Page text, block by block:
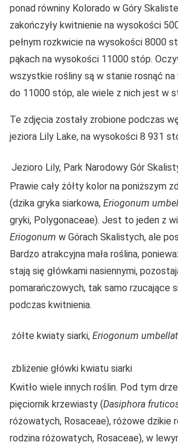
ponad równiny Kolorado w Góry
zakończyły kwitnienie na wysokości
pełnym rozkwicie na wysokości 8000
pąkach na wysokości 11000 stóp.
wszystkie rośliny są w stanie rosnąć
do 11000 stóp, ale wiele z nich jest w
Te zdjęcia zostały zrobione podczas
jeziora Lily Lake, na wysokości 8 931
Jezioro Lily, Park Narodowy Gór
Prawie cały żółty kolor na poniższym
(dzika gryka siarkowa, Eriogonum
gryki, Polygonaceae). Jest to jeden z
Eriogonum w Górach Skalistych, ale
Bardzo atrakcyjna mała roślina,
stają się główkami nasiennymi,
pomarańczowych, tak samo rzucające
podczas kwitnienia.
żółte kwiaty siarki, Eriogonum
zbliżenie główki kwiatu siarki
Kwitło wiele innych roślin. Pod tym
pięciornik krzewiasty (Dasiphora
różowatych, Rosaceae), różowe dzikie
rodzina różowatych, Rosaceae), w